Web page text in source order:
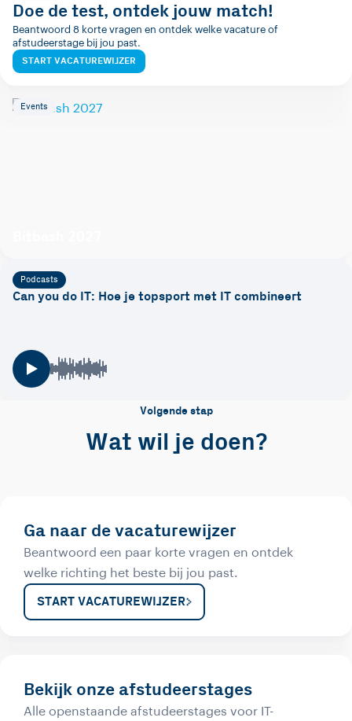
Doe de test, ontdek jouw match!
Beantwoord 8 korte vragen en ontdek welke vacature of
afstudeerstage bij jou past.
START VACATUREWIJZER
Events
Podcasts
Can you do IT: Hoe je topsport met IT combineert
Volgende stap
Wat wil je doen?
Ga naar de vacaturewijzer
Beantwoord een paar korte vragen en ontdek
welke richting het beste bij jou past.
START VACATUREWIJZER
Bekijk onze afstudeerstages
Alle openstaande afstudeerstages voor IT-